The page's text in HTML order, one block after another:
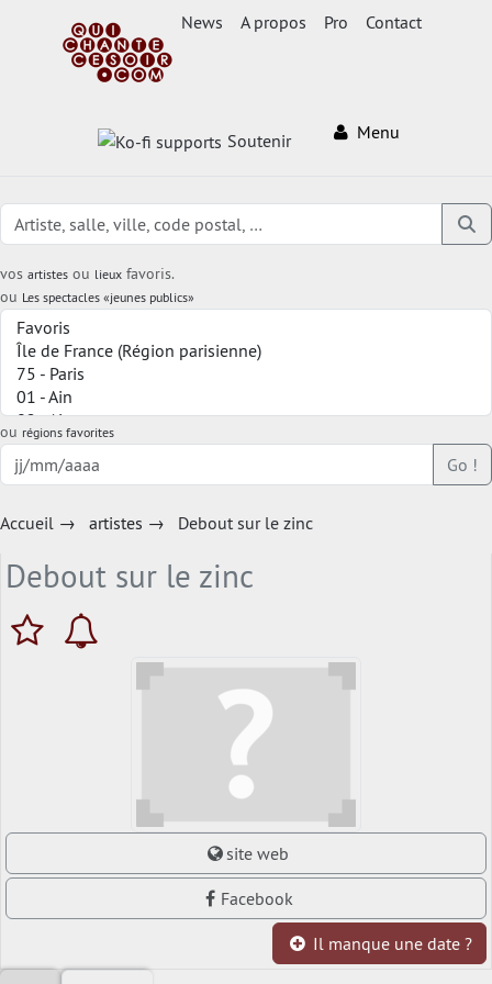
News A propos Pro Contact
Soutenir Menu
vos artistes ou lieux favoris.
ou Les spectacles «jeunes publics»
ou régions favorites
Go !
Accueil → artistes → Debout sur le zinc
Debout sur le zinc
site web
Facebook
Il manque une date ?